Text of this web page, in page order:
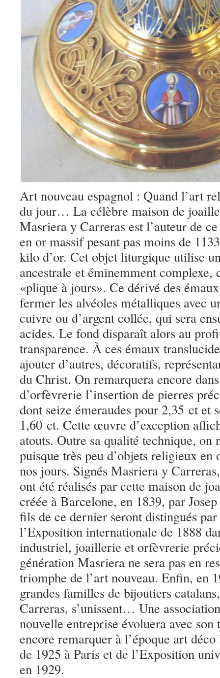
Art nouveau espagnol : Quand l’art
du jour… La célèbre maison de
Masriera y Carreras est l’auteur de
en or massif pesant pas moins de
kilo d’or. Cet objet liturgique utilise
ancestrale et éminemment
«plique à jours». Ce dérivé des
fermer les alvéoles métalliques avec
cuivre ou d’argent collée, qui sera
acides. Le fond disparaît alors au
transparence. À ces émaux
ajouter d’autres, décoratifs,
du Christ. On remarquera encore
d’orfèvrerie l’insertion de pierres
dont seize émeraudes pour 2,35 ct et
1,60 ct. Cette œuvre d’exception
atouts. Outre sa qualité technique, on
puisque très peu d’objets religieux en
nos jours. Signés Masriera y
ont été réalisés par cette maison de
créée à Barcelone, en 1839, par
fils de ce dernier seront distingués
l’Exposition internationale de 1888
industriel, joaillerie et orfèvrerie
génération Masriera ne sera pas en
triomphe de l’art nouveau. Enfin, en
grandes familles de bijoutiers
Carreras, s’unissent… Une
nouvelle entreprise évoluera avec son
encore remarquer à l’époque art
de 1925 à Paris et de l’Exposition
en 1929.